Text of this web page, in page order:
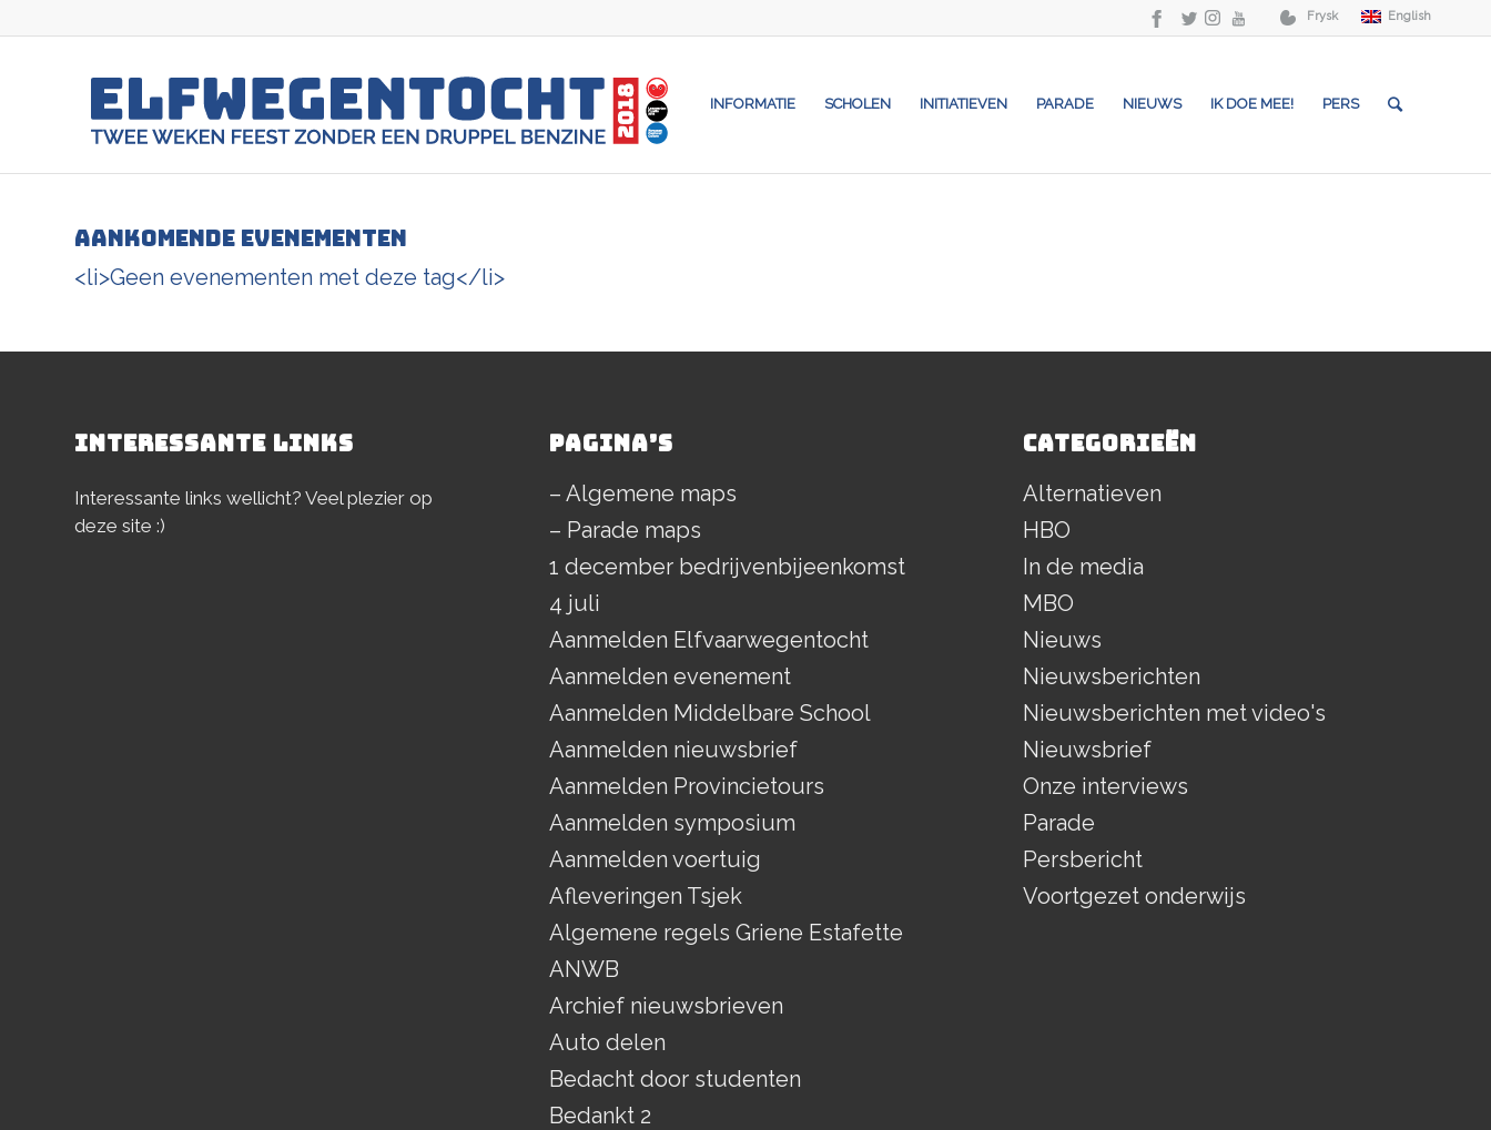
Frysk English
INFORMATIE SCHOLEN INITIATIEVEN PARADE NIEUWS IK DOE MEE! PERS
Aankomende Evenementen
<li>Geen evenementen met deze tag</li>
INTERESSANTE LINKS
Interessante links wellicht? Veel plezier op
deze site :)
PAGINA’S
– Algemene maps
– Parade maps
1 december bedrijvenbijeenkomst
4 juli
Aanmelden Elfvaarwegentocht
Aanmelden evenement
Aanmelden Middelbare School
Aanmelden nieuwsbrief
Aanmelden Provincietours
Aanmelden symposium
Aanmelden voertuig
Afleveringen Tsjek
Algemene regels Griene Estafette
ANWB
Archief nieuwsbrieven
Auto delen
Bedacht door studenten
Bedankt 2
CATEGORIEËN
Alternatieven
HBO
In de media
MBO
Nieuws
Nieuwsberichten
Nieuwsberichten met video's
Nieuwsbrief
Onze interviews
Parade
Persbericht
Voortgezet onderwijs